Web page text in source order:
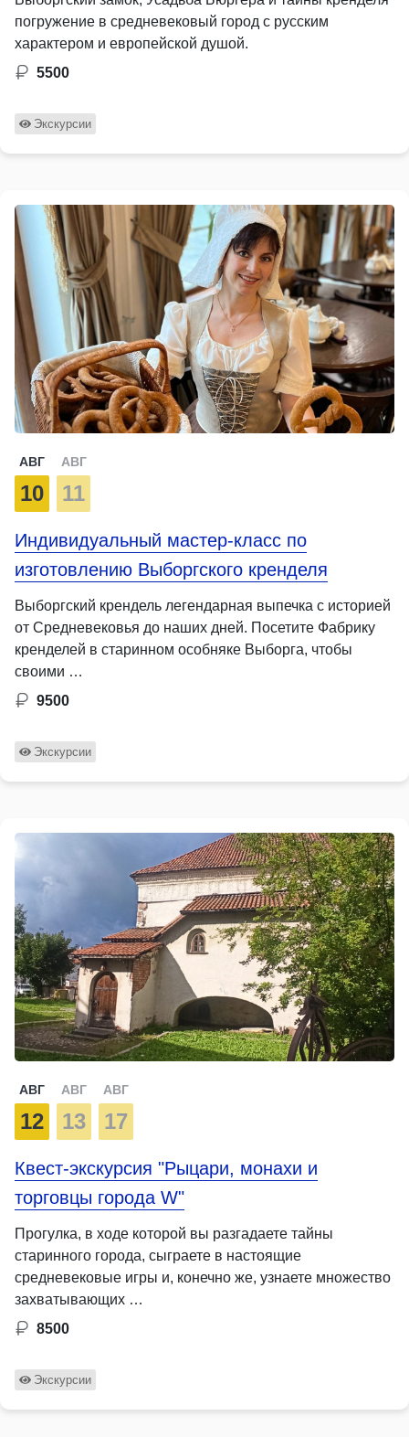
погружение в средневековый город с русским
характером и европейской душой.
5500
Экскурсии
АВГ
10
АВГ
11
Индивидуальный мастер-класс по
изготовлению Выборгского кренделя
Выборгский крендель легендарная выпечка с историей
от Средневековья до наших дней. Посетите Фабрику
кренделей в старинном особняке Выборга, чтобы
своими …
9500
Экскурсии
АВГ
12
АВГ
13
АВГ
17
Квест-экскурсия "Рыцари, монахи и
торговцы города W"
Прогулка, в ходе которой вы разгадаете тайны
старинного города, сыграете в настоящие
средневековые игры и, конечно же, узнаете множество
захватывающих …
8500
Экскурсии